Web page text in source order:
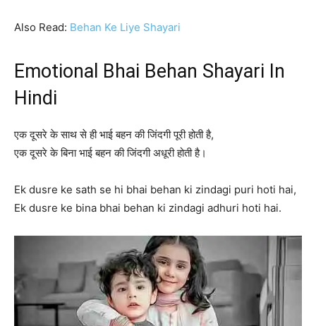
Also Read: Behan Ke Liye Shayari
Emotional Bhai Behan Shayari In
Hindi
एक दूसरे के साथ से ही भाई बहन की जिंदगी पूरी होती है,
एक दूसरे के बिना भाई बहन की जिंदगी अधूरी होती है।
Ek dusre ke sath se hi bhai behan ki zindagi puri hoti hai,
Ek dusre ke bina bhai behan ki zindagi adhuri hoti hai.